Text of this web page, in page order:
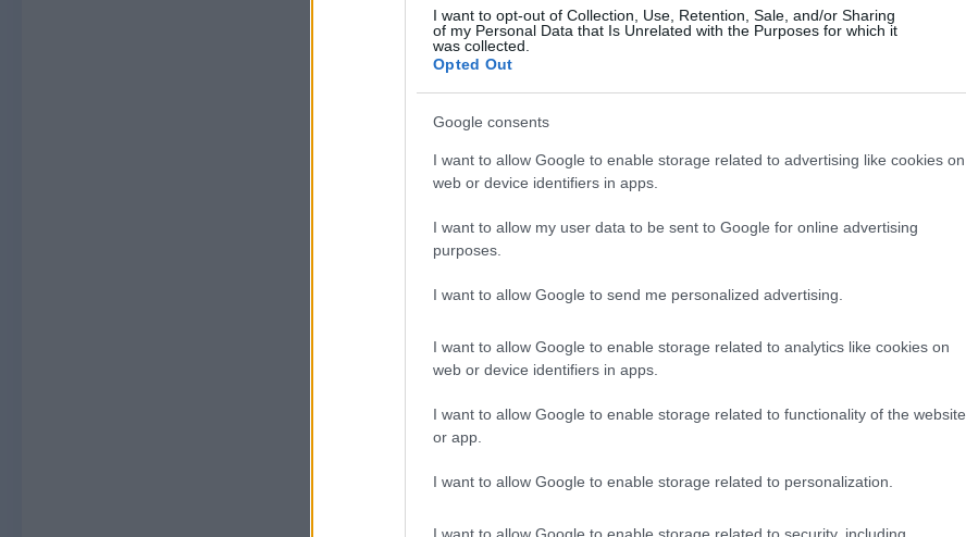
I want to opt-out of Collection, Use, Retention, Sale, and/or Sharing
of my Personal Data that Is Unrelated with the Purposes for which it
was collected.
Opted Out
Google consents
I want to allow Google to enable storage related to advertising like cookies on
web or device identifiers in apps.
I want to allow my user data to be sent to Google for online advertising
purposes.
I want to allow Google to send me personalized advertising.
I want to allow Google to enable storage related to analytics like cookies on
web or device identifiers in apps.
I want to allow Google to enable storage related to functionality of the website
or app.
I want to allow Google to enable storage related to personalization.